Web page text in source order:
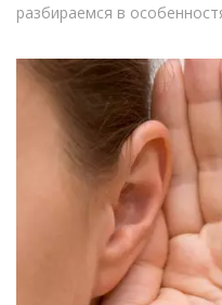
разбираемся в